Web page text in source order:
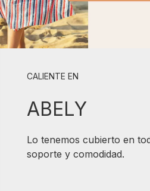
CALIENTE EN
ABELY
Lo tenemos cubierto en
soporte y comodidad.